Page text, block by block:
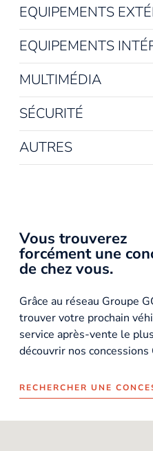
EQUIPEMENTS
EQUIPEMENTS
MULTIMÉDIA
SÉCURITÉ
AUTRES
Vous trouverez
forcément une
de chez vous.
Grâce au réseau Groupe
trouver votre prochain
service après-vente le
découvrir nos concessions
RECHERCHER UNE